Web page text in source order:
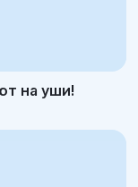
на уши!